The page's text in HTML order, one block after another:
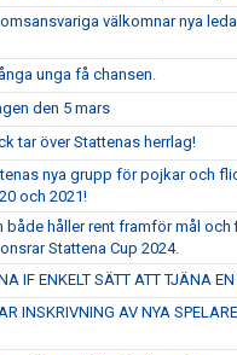
välkomnar nya
unga få chansen.
den 5 mars
tar över Stattenas herrlag!
nya grupp för pojkar och
och 2021!
både håller rent framför mål och
Stattena Cup 2024.
IF ENKELT SÄTT ATT TJÄNA EN
INSKRIVNING AV NYA